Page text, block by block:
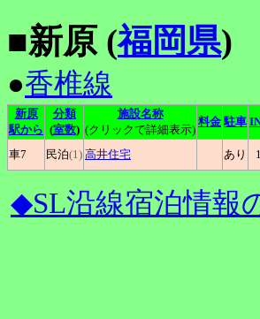
■新原 (福岡県)
●香椎線
新原
駅から
分類
(室数)
施設名称
(クリックで詳細表示)
料金 駐車
車7 民泊(1) 高井住宅 あり
◆SL沿線宿泊情報